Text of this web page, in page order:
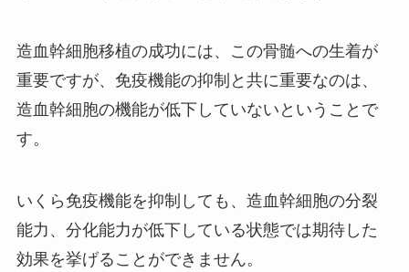
造血幹細胞移植の成功には、この骨髄への生着が
重要ですが、免疫機能の抑制と共に重要なのは、
造血幹細胞の機能が低下していないということで
す。
いくら免疫機能を抑制しても、造血幹細胞の分裂
能力、分化能力が低下している状態では期待した
効果を挙げることができません。